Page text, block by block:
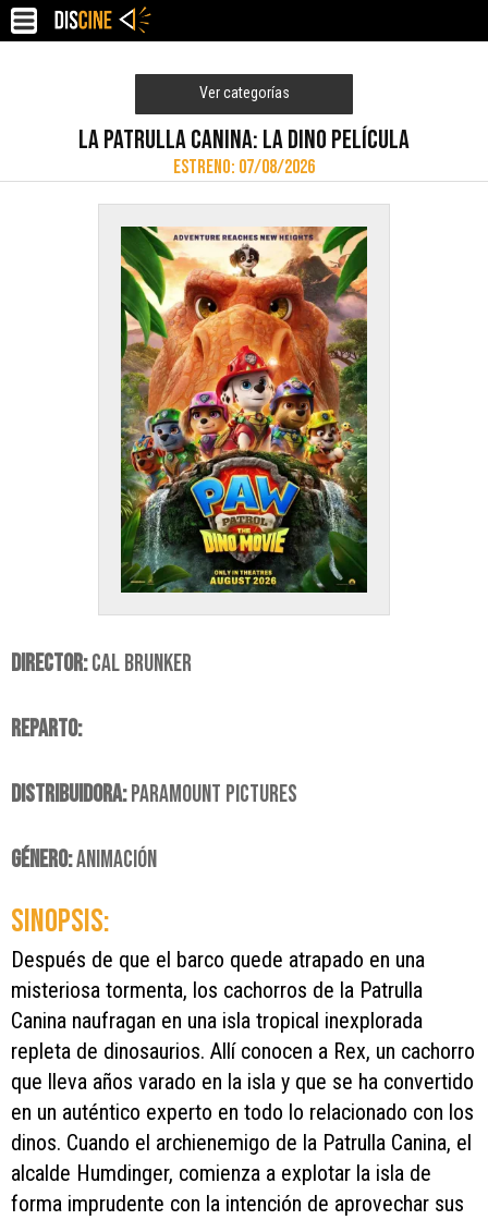
Ver categorías
LA PATRULLA CANINA: LA DINO PELÍCULA
ESTRENO: 07/08/2026
DIRECTOR:CAL BRUNKER
REPARTO:
DISTRIBUIDORA:PARAMOUNT PICTURES
GÉNERO:ANIMACIÓN
SINOPSIS:
Después de que el barco quede atrapado en una
misteriosa tormenta, los cachorros de la Patrulla
Canina naufragan en una isla tropical inexplorada
repleta de dinosaurios. Allí conocen a Rex, un cachorro
que lleva años varado en la isla y que se ha convertido
en un auténtico experto en todo lo relacionado con los
dinos. Cuando el archienemigo de la Patrulla Canina, el
alcalde Humdinger, comienza a explotar la isla de
forma imprudente con la intención de aprovechar sus